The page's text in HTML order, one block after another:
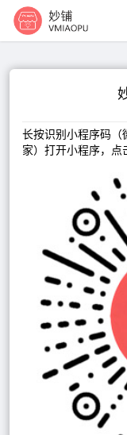
长按识别小程序码（
家）打开小程序，点